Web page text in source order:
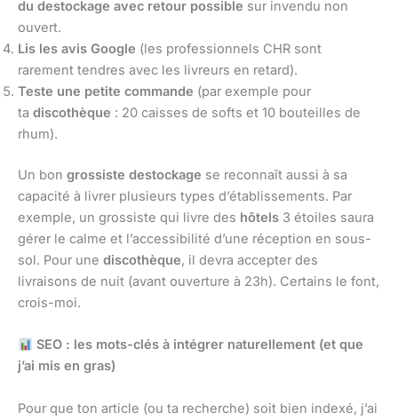
du destockage avec retour possible sur invendu non
ouvert.
Lis les avis Google (les professionnels CHR sont
rarement tendres avec les livreurs en retard).
Teste une petite commande (par exemple pour
ta discothèque : 20 caisses de softs et 10 bouteilles de
rhum).
Un bon grossiste destockage se reconnaît aussi à sa
capacité à livrer plusieurs types d’établissements. Par
exemple, un grossiste qui livre des hôtels 3 étoiles saura
gérer le calme et l’accessibilité d’une réception en sous-
sol. Pour une discothèque, il devra accepter des
livraisons de nuit (avant ouverture à 23h). Certains le font,
crois-moi.
SEO : les mots-clés à intégrer naturellement (et que
j’ai mis en gras)
Pour que ton article (ou ta recherche) soit bien indexé, j’ai